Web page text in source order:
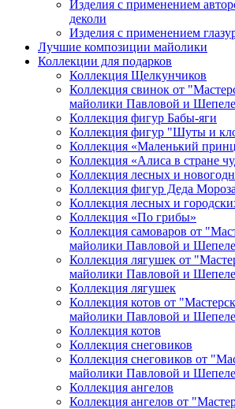
Изделия с применением
деколи
Изделия с применением
Лучшие композиции майолики
Коллекции для подарков
Коллекция Щелкунчиков
Коллекция свинок от
майолики Павловой и
Коллекция фигур Бабы-яги
Коллекция фигур "Шуты и
Коллекция «Маленький
Коллекция «Алиса в стране
Коллекция лесных и
Коллекция фигур Деда Мороза
Коллекция лесных и
Коллекция «По грибы»
Коллекция самоваров от
майолики Павловой и
Коллекция лягушек от
майолики Павловой и
Коллекция лягушек
Коллекция котов от
майолики Павловой и
Коллекция котов
Коллекция снеговиков
Коллекция снеговиков от
майолики Павловой и
Коллекция ангелов
Коллекция ангелов от